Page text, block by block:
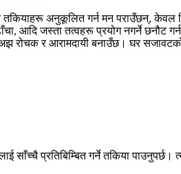
अनुकूलित गर्न मन पराउँछन्, केवल
आदि जस्ता तत्वहरू प्रयोग नगर्ने
रोचक र आरामदायी बनाउँछ। घर
साँच्चै प्रतिबिम्बित गर्ने तकिया